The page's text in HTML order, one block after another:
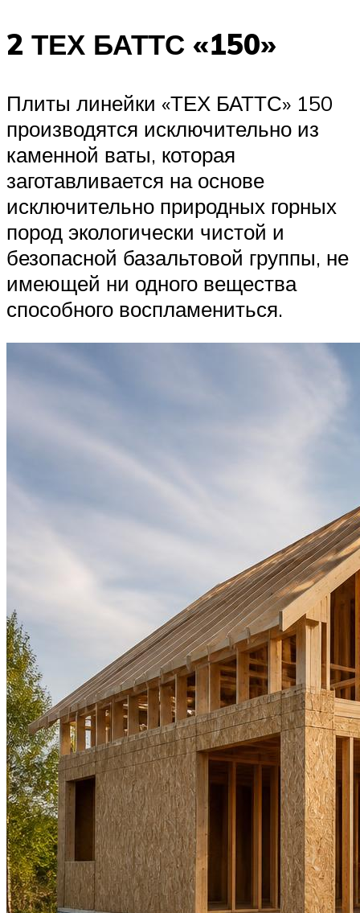
2 ТЕХ БАТТС «150»
Плиты линейки «ТЕХ БАТТС» 150
производятся исключительно из
каменной ваты, которая
заготавливается на основе
исключительно природных горных
пород экологически чистой и
безопасной базальтовой группы, не
имеющей ни одного вещества
способного воспламениться.